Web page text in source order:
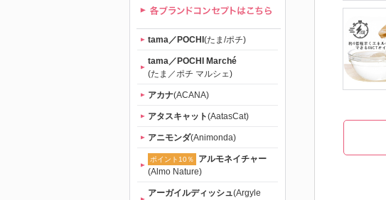
レミアムキ
ャットフー
ド専門店
「たまのお
ねだり
（tama）」
tama／POCHI (たま/ポチ)
tama／POCHI Marché
(たま／ポチ マルシェ)
アカナ(ACANA)
アタスキャット(AatasCat)
アニモンダ(Animonda)
ポイント10％
アルモネイチャー
(Almo Nature)
アーガイルディッシュ(Argyle